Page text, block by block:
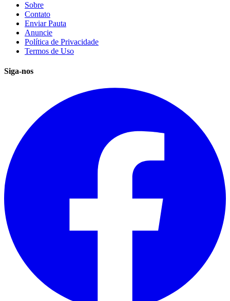
Sobre
Contato
Enviar Pauta
Anuncie
Política de Privacidade
Termos de Uso
Siga-nos